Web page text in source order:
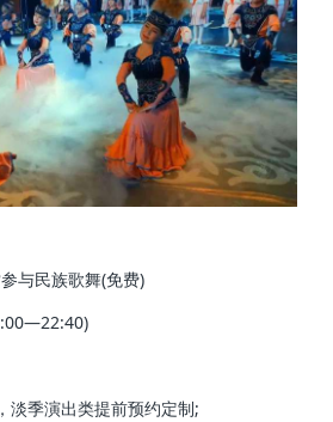
与民族歌舞(免费)
淡季演出类提前预约定制;